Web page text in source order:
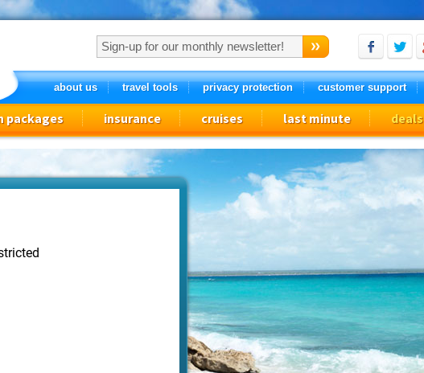
about us travel tools privacy protection customer support
packages insurance cruises last minute deals